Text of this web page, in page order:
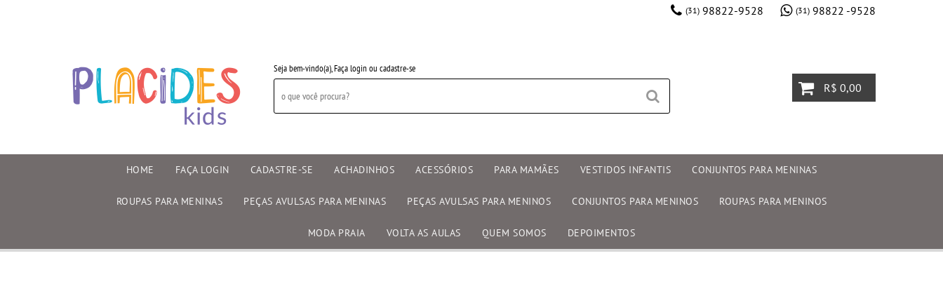
(31)98822-9528 (31)98822 -9528
Seja bem-vindo(a), Faça login ou cadastre-se
R$ 0,00
HOME FAÇA LOGIN CADASTRE-SE ACHADINHOS ACESSÓRIOS PARA MAMÃES VESTIDOS INFANTIS CONJUNTOS PARA MENINAS
ROUPAS PARA MENINAS PEÇAS AVULSAS PARA MENINAS PEÇAS AVULSAS PARA MENINOS CONJUNTOS PARA MENINOS ROUPAS PARA MENINOS
MODA PRAIA VOLTA AS AULAS QUEM SOMOS DEPOIMENTOS